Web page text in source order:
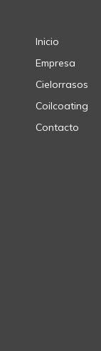
Inicio
Empresa
Cielorrasos
Coilcoating
Contacto